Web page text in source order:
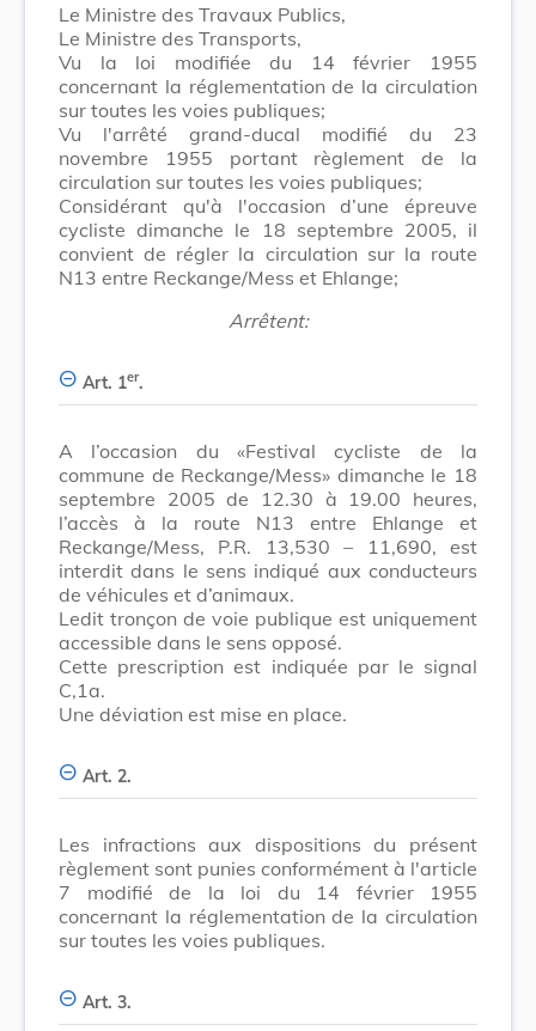
Le Ministre des Travaux Publics,
Le Ministre des Transports,
Vu la loi modifiée du 14 février 1955
concernant la réglementation de la circulation
sur toutes les voies publiques;
Vu l'arrêté grand-ducal modifié du 23
novembre 1955 portant règlement de la
circulation sur toutes les voies publiques;
Considérant qu'à l'occasion d’une épreuve
cycliste dimanche le 18 septembre 2005, il
convient de régler la circulation sur la route
N13 entre Reckange/Mess et Ehlange;
Arrêtent:
Art. 1er.
A l’occasion du «Festival cycliste de la
commune de Reckange/Mess» dimanche le 18
septembre 2005 de 12.30 à 19.00 heures,
l’accès à la route N13 entre Ehlange et
Reckange/Mess, P.R. 13,530 – 11,690, est
interdit dans le sens indiqué aux conducteurs
de véhicules et d’animaux.
Ledit tronçon de voie publique est uniquement
accessible dans le sens opposé.
Cette prescription est indiquée par le signal
C,1a.
Une déviation est mise en place.
Art. 2.
Les infractions aux dispositions du présent
règlement sont punies conformément à l'article
7 modifié de la loi du 14 février 1955
concernant la réglementation de la circulation
sur toutes les voies publiques.
Art. 3.